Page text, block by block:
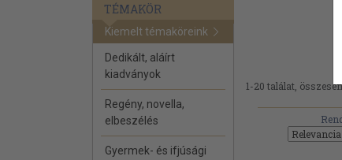
TÉMAKÖR
Kiemelt témaköreink
Dedikált, aláírt
kiadványok
Regény, novella,
elbeszélés
Gyermek- és ifjúsági
1-20 találat,